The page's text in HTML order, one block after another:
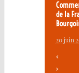
de la
20 juin
<
>